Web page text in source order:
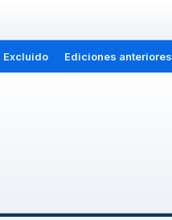
Excluido Ediciones anteriores